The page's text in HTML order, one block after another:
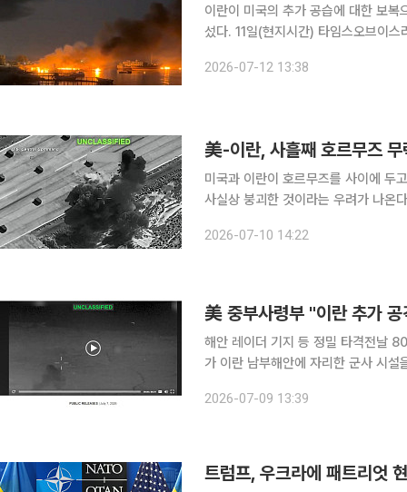
이란이 미국의 추가 공습에 대한 보
섰다. 11일(현지시간) 타임스오브이스라엘에 따르면 이란 혁명수비대(IRGC)는 미국이 호르무즈해
통제센터와 드론 격납고를 공격했다
2026-07-12 13:38
美-이란, 사흘째 호르무즈
미국과 이란이 호르무즈를 사이에 두
사실상 붕괴한 것이라는 우려가 나온다. 9일(현지시간) 호르무즈 해협을 사이에 두고 미국과
2026-07-10 14:22
美 중부사령부 "이란 추가
해안 레이더 기지 등 정밀 타격전날 80여 곳 이어 90여
가 이란 남부해안에 자리한 군사 시설을 상대로 추가
산, 미사일·드론 저장고, 해군 자산,
2026-07-09 13:39
트럼프, 우크라에 패트리엇